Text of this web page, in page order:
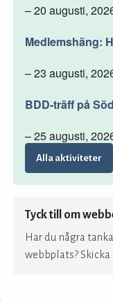
– 20 augusti,
Medlemshäng:
– 23 augusti,
BDD-träff på
– 25 augusti,
Alla aktiviteter
Tyck till om
Har du några
webbplats?